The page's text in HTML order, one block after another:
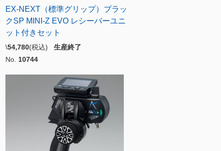
EX-NEXT（標準グリップ）ブラッ
クSP MINI-Z EVO レシーバーユニ
ット付きセット
\54,780(税込) 生産終了
No. 10744